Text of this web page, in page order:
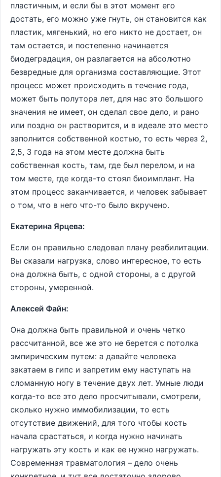
пластичным, и если бы в этот момент его
достать, его можно уже гнуть, он становится как
пластик, мягенький, но его никто не достает, он
там остается, и постепенно начинается
биодеградация, он разлагается на абсолютно
безвредные для организма составляющие. Этот
процесс может происходить в течение года,
может быть полутора лет, для нас это большого
значения не имеет, он сделал свое дело, и рано
или поздно он растворится, и в идеале это место
заполнится собственной костью, то есть через 2,
2,5, 3 года на этом месте должна быть
собственная кость, там, где был перелом, и на
том месте, где когда-то стоял биоимплант. На
этом процесс заканчивается, и человек забывает
о том, что в него что-то было вкручено.
Екатерина Ярцева:
Если он правильно следовал плану реабилитации.
Вы сказали нагрузка, слово интересное, то есть
она должна быть, с одной стороны, а с другой
стороны, умеренной.
Алексей Файн:
Она должна быть правильной и очень четко
рассчитанной, все же это не берется с потолка
эмпирическим путем: а давайте человека
закатаем в гипс и запретим ему наступать на
сломанную ногу в течение двух лет. Умные люди
когда-то все это дело просчитывали, смотрели,
сколько нужно иммобилизации, то есть
отсутствие движений, для того чтобы кость
начала срастаться, и когда нужно начинать
нагружать эту кость и как ее нужно нагружать.
Современная травматология – дело очень